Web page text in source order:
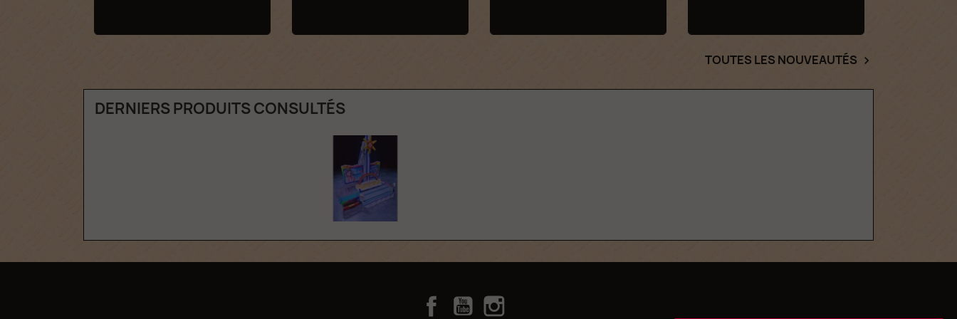
TOUTES LES NOUVEAUTÉS 
DERNIERS PRODUITS CONSULTÉS
FacebookYouTube